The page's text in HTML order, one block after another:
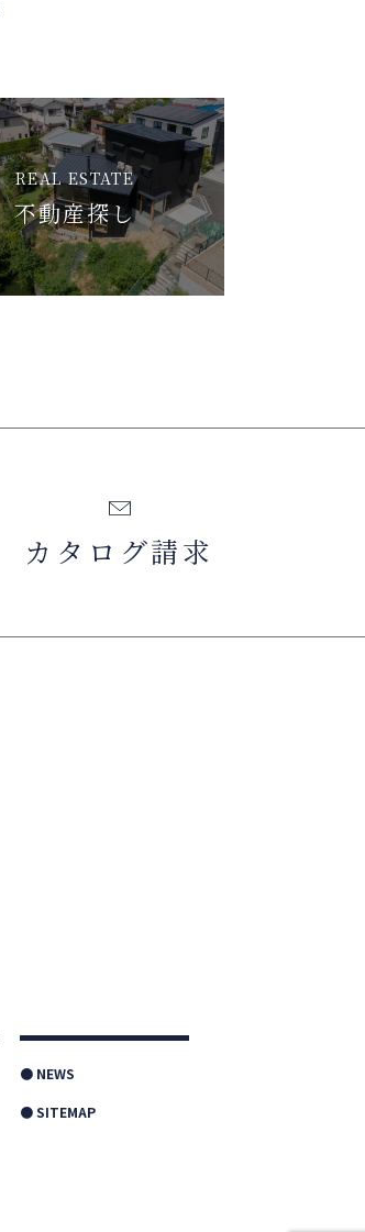
REAL ESTATE
不動産探し
カタログ請求
● NEWS
● SITEMAP